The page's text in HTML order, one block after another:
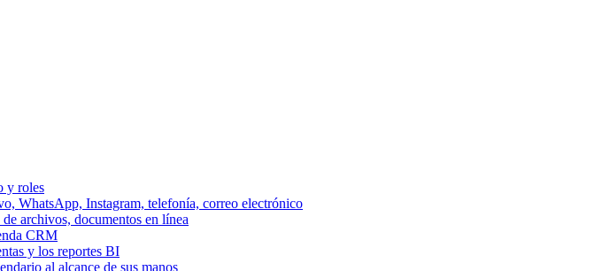
y roles
WhatsApp, Instagram, telefonía, correo electrónico
archivos, documentos en línea
CRM
y los reportes BI
al alcance de sus manos